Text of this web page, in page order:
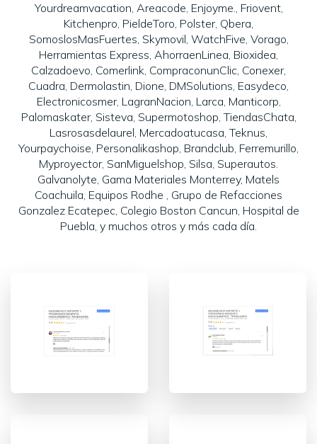
Yourdreamvacation, Areacode, Enjoyme., Friovent,
Kitchenpro, PieldeToro, Polster, Qbera,
SomoslosMasFuertes, Skymovil, WatchFive, Vorago,
Herramientas Express, AhorraenLinea, Bioxidea,
Calzadoevo, Comerlink, CompraconunClic, Conexer,
Cuadra, Dermolastin, Dione, DMSolutions, Easydeco,
Electronicosmer, LagranNacion, Larca, Manticorp,
Palomaskater, Sisteva, Supermotoshop, TiendasChata,
Lasrosasdelaurel, Mercadoatucasa, Teknus,
Yourpaychoise, Personalikashop, Brandclub, Ferremurillo,
Myproyector, SanMiguelshop, Silsa, Superautos.
Galvanolyte, Gama Materiales Monterrey, Matels
Coachuila, Equipos Rodhe , Grupo de Refacciones
Gonzalez Ecatepec, Colegio Boston Cancun, Hospital de
Puebla, y muchos otros y más cada día.